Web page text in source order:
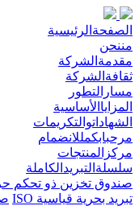
الصفحةالرئيسية
مننحن
مقدمةالشركة
ثقافةالشركة
مسارالتطور
المزاياالأساسية
الشهاداتوالتكريمات
مرحبابكمللانضمام
مركزالمنتجات
سلسلةالتبريدالكاملة
صندوق تخزين ذو تحكم
تبريد بحرية قياسية ISO